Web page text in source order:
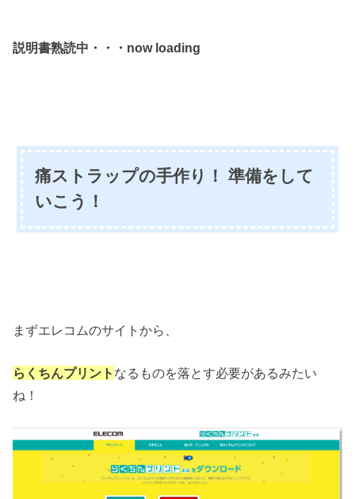
説明書熟読中・・・now loading
痛ストラップの手作り！ 準備をして
いこう！
まずエレコムのサイトから、
らくちんプリント なるものを落とす必要があるみたい
ね！